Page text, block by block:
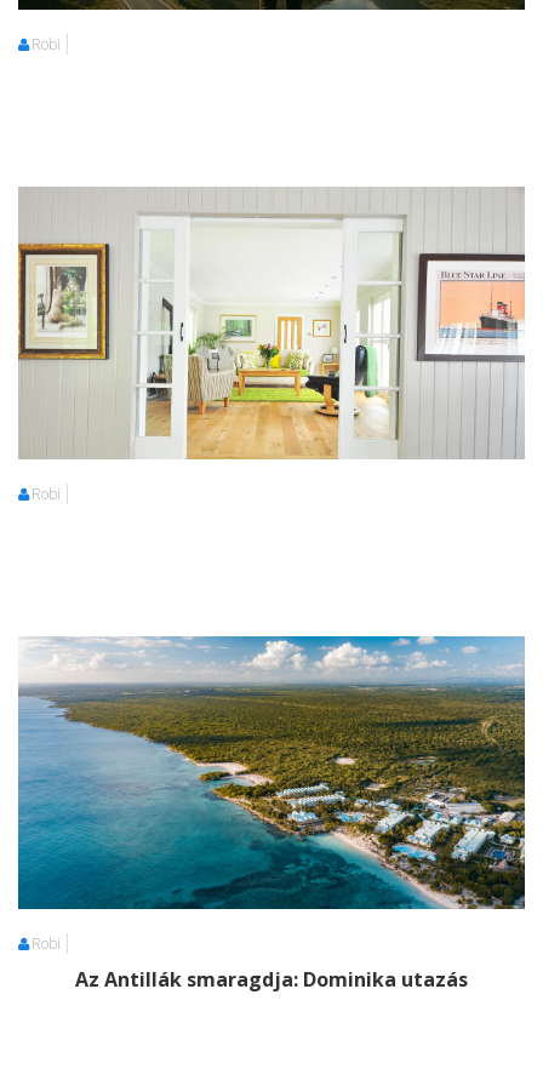
Robi
Robi
Robi
Az Antillák smaragdja: Dominika utazás